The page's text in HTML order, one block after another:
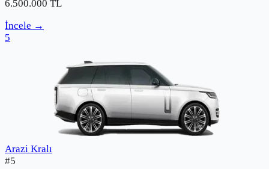
6.500.000 TL
İncele →
5
Arazi Kralı
#5